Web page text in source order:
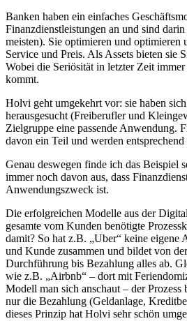
Banken haben ein einfaches
Finanzdienstleistungen an und sind
meisten). Sie optimieren und optimieren
Service und Preis. Als Assets bieten sie
Wobei die Seriösität in letzter Zeit
kommt.
Holvi geht umgekehrt vor: sie haben
herausgesucht (Freiberufler und
Zielgruppe eine passende Anwendung.
davon ein Teil und werden entsprechend
Genau deswegen finde ich das Beispiel
immer noch davon aus, dass
Anwendungszweck ist.
Die erfolgreichen Modelle aus der
gesamte vom Kunden benötigte
damit? So hat z.B. „Uber“ keine eigene
und Kunde zusammen und bildet von
Durchführung bis Bezahlung alles ab.
wie z.B. „Airbnb“ – dort mit
Modell man sich anschaut – der
nur die Bezahlung (Geldanlage,
dieses Prinzip hat Holvi sehr schön